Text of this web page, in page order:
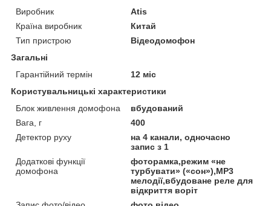
Виробник
Atis
Країна виробник
Китай
Тип пристрою
Відеодомофон
Загальні
Гарантійний термін
12 міс
Користувальницькі характеристики
Блок живлення домофона
вбудований
Вага, г
400
Детектор руху
на 4 канали, одночасно
запис з 1
Додаткові функції
домофона
фоторамка,режим «не
турбувати» («сон»),MP3
мелодії,вбудоване реле для
відкриття воріт